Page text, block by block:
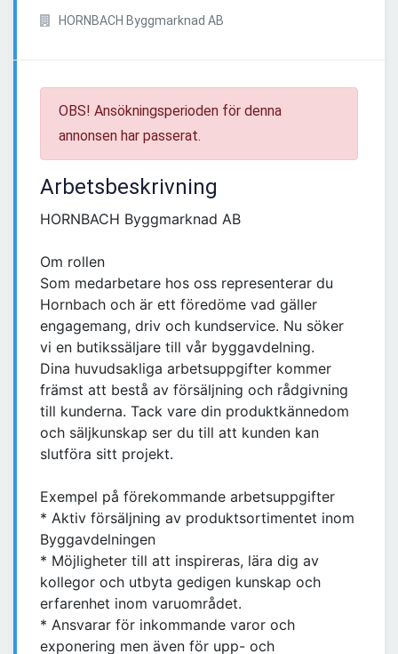
HORNBACH Byggmarknad AB
OBS! Ansökningsperioden för denna
annonsen har passerat.
Arbetsbeskrivning
HORNBACH Byggmarknad AB
Om rollen
Som medarbetare hos oss representerar du
Hornbach och är ett föredöme vad gäller
engagemang, driv och kundservice. Nu söker
vi en butikssäljare till vår byggavdelning.
Dina huvudsakliga arbetsuppgifter kommer
främst att bestå av försäljning och rådgivning
till kunderna. Tack vare din produktkännedom
och säljkunskap ser du till att kunden kan
slutföra sitt projekt.
Exempel på förekommande arbetsuppgifter
* Aktiv försäljning av produktsortimentet inom
Byggavdelningen
* Möjligheter till att inspireras, lära dig av
kollegor och utbyta gedigen kunskap och
erfarenhet inom varuområdet.
* Ansvarar för inkommande varor och
exponering men även för upp- och